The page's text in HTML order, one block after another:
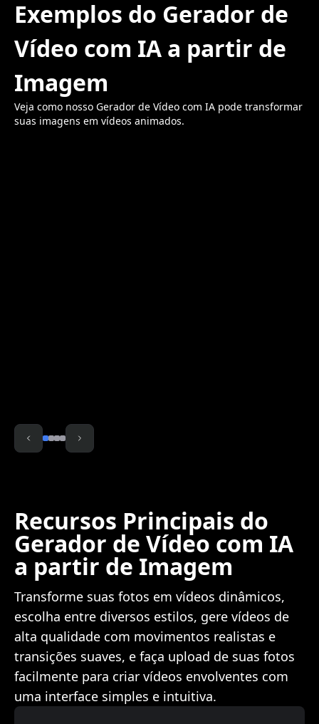
Exemplos do Gerador de
Vídeo com IA a partir de
Imagem
Veja como nosso Gerador de Vídeo com IA pode transformar
suas imagens em vídeos animados.
Recursos Principais do
Gerador de Vídeo com IA
a partir de Imagem
Transforme suas fotos em vídeos dinâmicos,
escolha entre diversos estilos, gere vídeos de
alta qualidade com movimentos realistas e
transições suaves, e faça upload de suas fotos
facilmente para criar vídeos envolventes com
uma interface simples e intuitiva.